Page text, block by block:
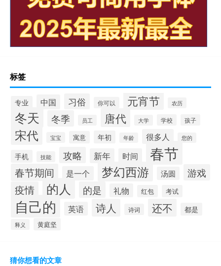
标签
专业 中国 习俗 你可以 元宵节 农历
冬天 冬季 员工 唐代 大学 学校 孩子
宋代 宝宝 寓意 年初 年龄 很多人 您的
手机 技能 攻略 新年 时间 春节
春节期间 是一个 梦幻西游 汤圆 游戏
疫情 的人 的是 礼物 红包 考试
自己的 英语 诗人 诗词 还不 都是
释义 黄庭坚
猜你想看的文章